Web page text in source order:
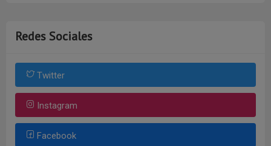
Redes Sociales
Twitter
Instagram
Facebook